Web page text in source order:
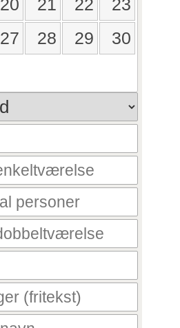
20 21 22
23
27 28 29
30